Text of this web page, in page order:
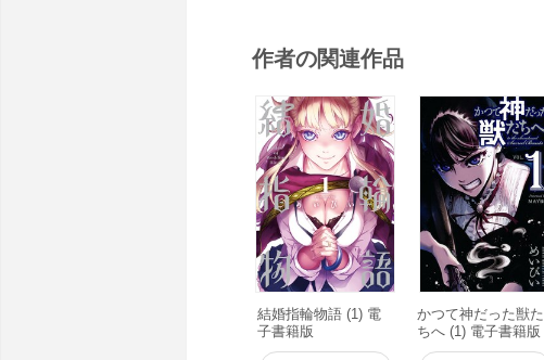
作者の関連作品
結婚指輪物語 (1) 電
子書籍版
かつて神だった獣た
ちへ (1) 電子書籍版